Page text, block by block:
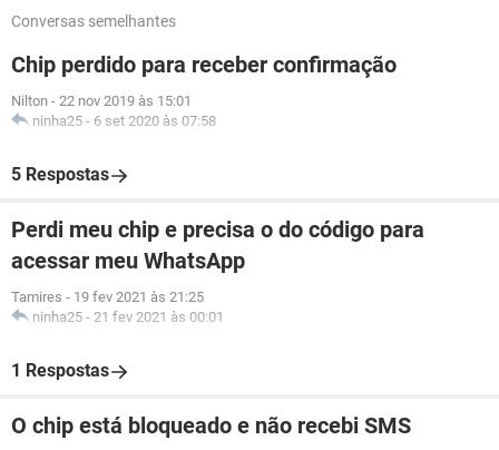
Conversas semelhantes
Chip perdido para receber confirmação
Nilton - 22 nov 2019 às 15:01
ninha25 - 6 set 2020 às 07:58
5 Respostas
Perdi meu chip e precisa o do código para
acessar meu WhatsApp
Tamires - 19 fev 2021 às 21:25
ninha25 - 21 fev 2021 às 00:01
1 Respostas
O chip está bloqueado e não recebi SMS